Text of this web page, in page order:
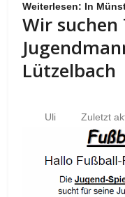
Weiterlesen: In
Wir
Lützelbach
Uli Zuletzt